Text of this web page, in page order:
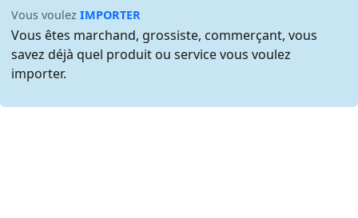
Vous voulezIMPORTER
Vous êtes marchand, grossiste, commerçant, vous
savez déjà quel produit ou service vous voulez
importer.